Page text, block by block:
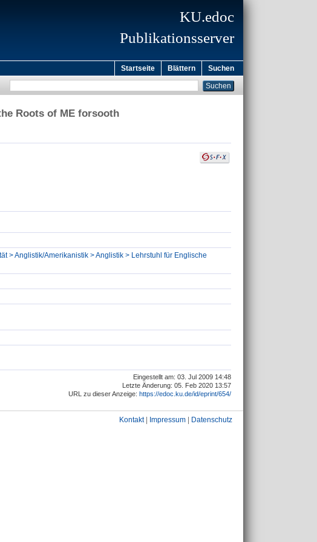
KU.edoc
Publikationsserver
Startseite Blättern Suchen
Roots of ME forsooth
> Anglistik/Amerikanistik > Anglistik > Lehrstuhl für Englische
Eingestellt am: 03. Jul 2009 14:48
Letzte Änderung: 05. Feb 2020 13:57
URL zu dieser Anzeige: https://edoc.ku.de/id/eprint/654/
Kontakt| Impressum Datenschutz